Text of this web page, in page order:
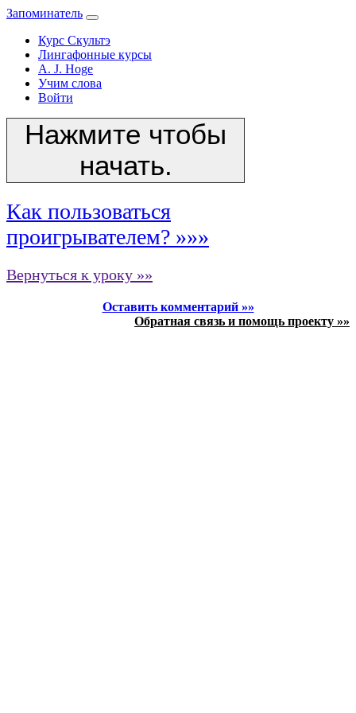
Запоминатель
Курс Скультэ
Лингафонные курсы
A. J. Hoge
Учим слова
Войти
Нажмите чтобы
начать.
Как пользоваться
проигрывателем? »»»
Вернуться к уроку »»
Оставить комментарий »»
Обратная связь и помощь проекту »»